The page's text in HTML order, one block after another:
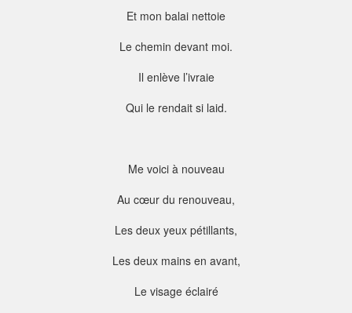
Et mon balai nettoie
Le chemin devant moi.
Il enlève l’ivraie
Qui le rendait si laid.
Me voici à nouveau
Au cœur du renouveau,
Les deux yeux pétillants,
Les deux mains en avant,
Le visage éclairé